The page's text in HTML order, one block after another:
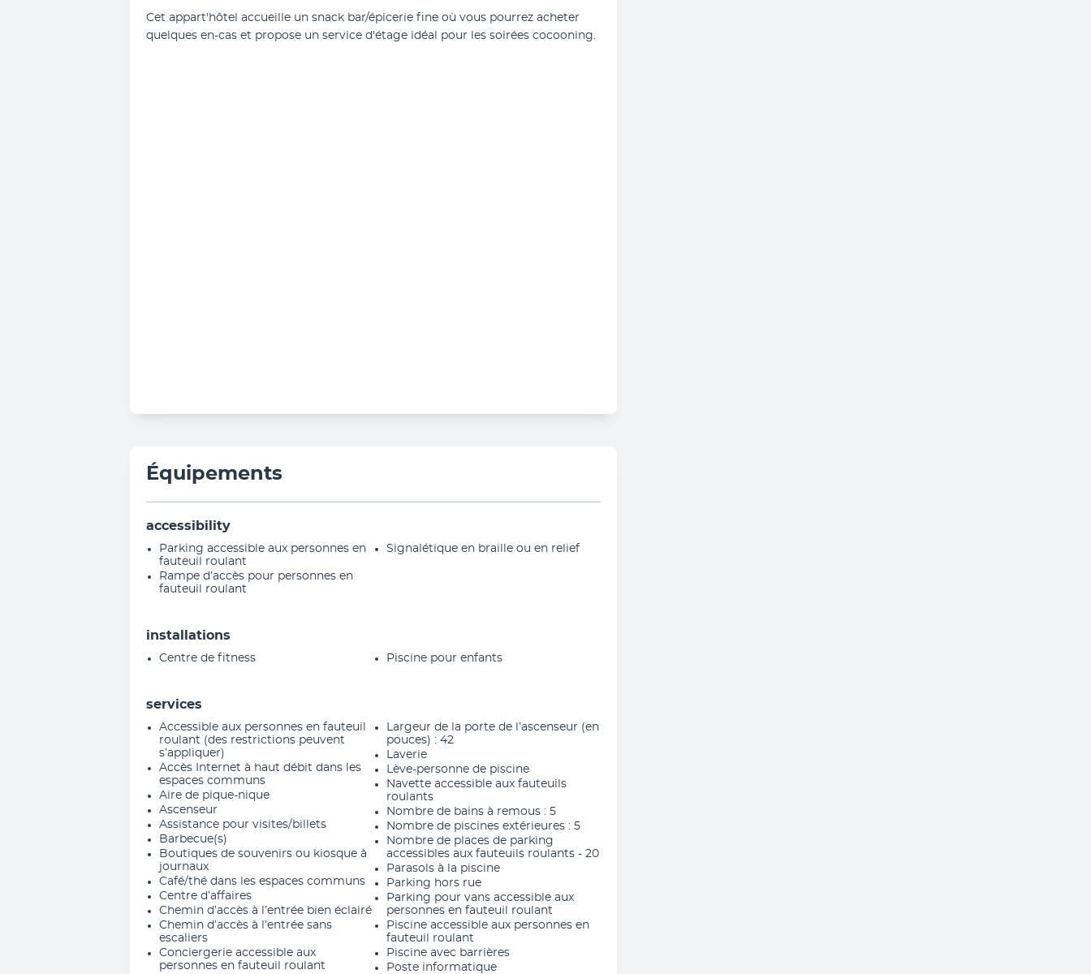
Cet appart'hôtel accueille un snack bar/épicerie fine où vous pourrez acheter
quelques en-cas et propose un service d'étage idéal pour les soirées cocooning.
Équipements
accessibility
Parking accessible aux personnes en
fauteuil roulant
Rampe d’accès pour personnes en
fauteuil roulant
Signalétique en braille ou en relief
installations
Centre de fitness Piscine pour enfants
services
Accessible aux personnes en fauteuil
roulant (des restrictions peuvent
s’appliquer)
Accès Internet à haut débit dans les
espaces communs
Aire de pique-nique
Ascenseur
Assistance pour visites/billets
Barbecue(s)
Boutiques de souvenirs ou kiosque à
journaux
Café/thé dans les espaces communs
Centre d’affaires
Chemin d’accès à l’entrée bien éclairé
Chemin d’accès à l’entrée sans
escaliers
Conciergerie accessible aux
personnes en fauteuil roulant
Largeur de la porte de l’ascenseur (en
pouces) : 42
Laverie
Lève-personne de piscine
Navette accessible aux fauteuils
roulants
Nombre de bains à remous : 5
Nombre de piscines extérieures : 5
Nombre de places de parking
accessibles aux fauteuils roulants - 20
Parasols à la piscine
Parking hors rue
Parking pour vans accessible aux
personnes en fauteuil roulant
Piscine accessible aux personnes en
fauteuil roulant
Piscine avec barrières
Poste informatique